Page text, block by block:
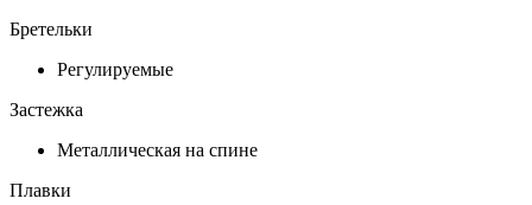
Бретельки
Регулируемые
Застежка
Металлическая на спине
Плавки